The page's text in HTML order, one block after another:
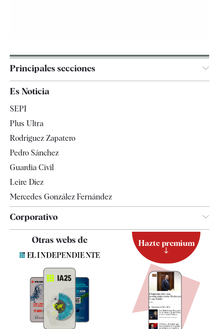
Principales secciones
Televisión
Es Noticia
SEPI
Plus Ultra
Rodríguez Zapatero
Pedro Sánchez
Guardia Civil
Leire Díez
Mercedes González Fernández
Corporativo
Quiénes somos
Especificaciones
Otras webs de Hazte premium